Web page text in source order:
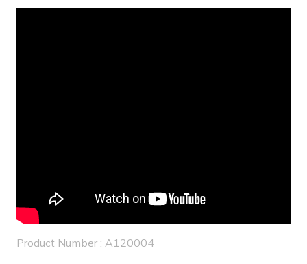
Product Number : A120004